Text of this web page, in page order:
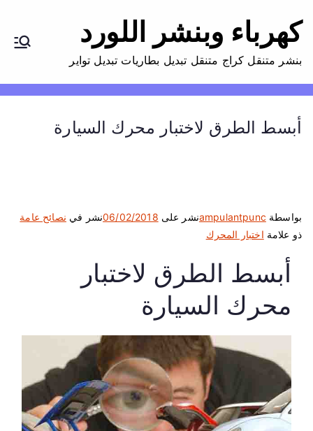
إ
كهرباء وبنشر اللورد
بنشر متنقل كراج متنقل تبديل بطاريات تبديل تواير
أبسط الطرق لاختبار محرك السيارة
بواسطة ampulantpuncنشر على 06/02/2018نشر في نصائح عامة
ذو علامة اختبار المحرك
أبسط الطرق لاختبار
محرك السيارة